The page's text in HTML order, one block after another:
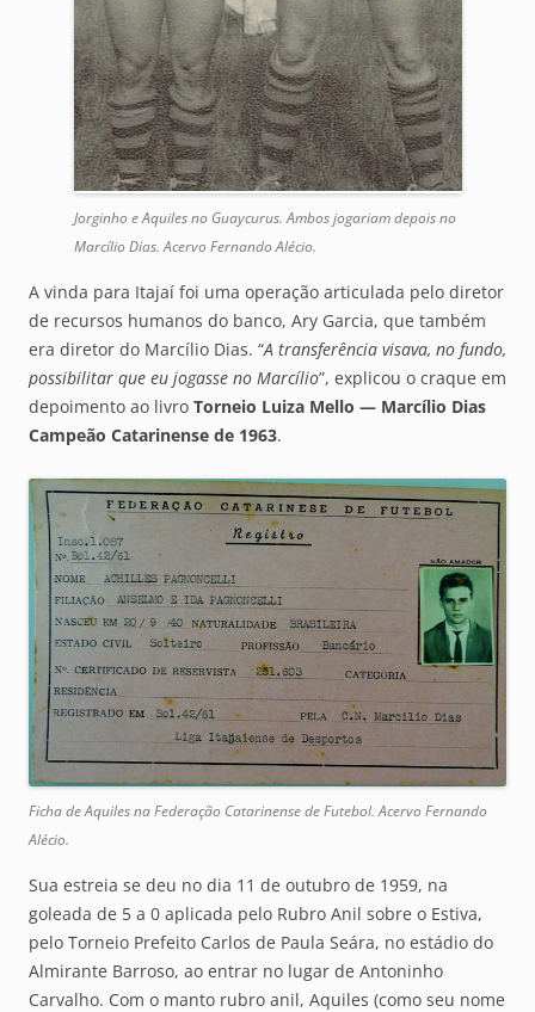
Jorginho e Aquiles no Guaycurus. Ambos jogariam depois no
Marcílio Dias. Acervo Fernando Alécio.
A vinda para Itajaí foi uma operação articulada pelo diretor
de recursos humanos do banco, Ary Garcia, que também
era diretor do Marcílio Dias. “A transferência visava, no fundo,
possibilitar que eu jogasse no Marcílio”, explicou o craque em
depoimento ao livro Torneio Luiza Mello — Marcílio Dias
Campeão Catarinense de 1963.
Ficha de Aquiles na Federação Catarinense de Futebol. Acervo Fernando
Alécio.
Sua estreia se deu no dia 11 de outubro de 1959, na
goleada de 5 a 0 aplicada pelo Rubro Anil sobre o Estiva,
pelo Torneio Prefeito Carlos de Paula Seára, no estádio do
Almirante Barroso, ao entrar no lugar de Antoninho
Carvalho. Com o manto rubro anil, Aquiles (como seu nome